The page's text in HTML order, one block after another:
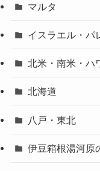
マルタ
イスラエル・パ
北米・南米・ハ
北海道
八戸・東北
伊豆箱根湯河原